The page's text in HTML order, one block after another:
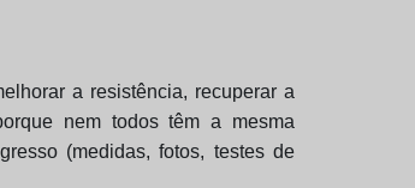
a resistência, recuperar a
nem todos têm a mesma
(medidas, fotos, testes de